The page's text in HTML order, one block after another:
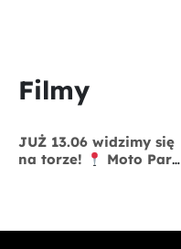
Filmy
JUŻ 13.06 widzimy się
na torze!
Moto Park